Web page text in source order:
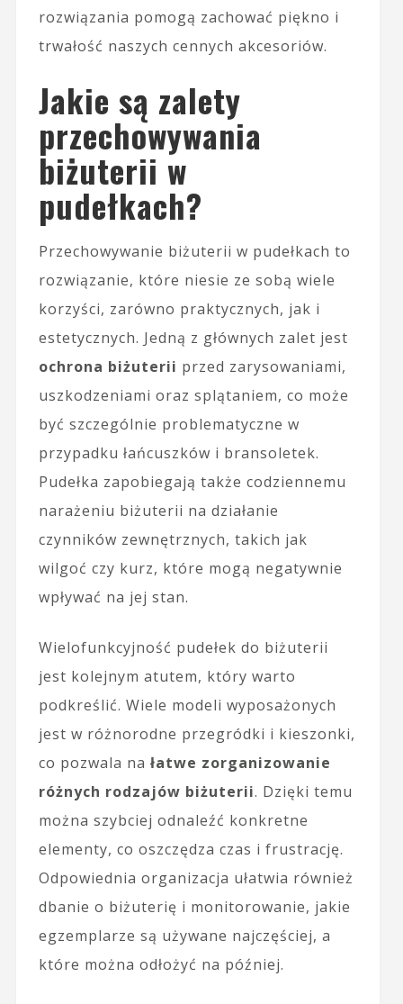
rozwiązania pomogą zachować piękno i
trwałość naszych cennych akcesoriów.
Jakie są zalety
przechowywania
biżuterii w
pudełkach?
Przechowywanie biżuterii w pudełkach to
rozwiązanie, które niesie ze sobą wiele
korzyści, zarówno praktycznych, jak i
estetycznych. Jedną z głównych zalet jest
ochrona biżuterii przed zarysowaniami,
uszkodzeniami oraz splątaniem, co może
być szczególnie problematyczne w
przypadku łańcuszków i bransoletek.
Pudełka zapobiegają także codziennemu
narażeniu biżuterii na działanie
czynników zewnętrznych, takich jak
wilgoć czy kurz, które mogą negatywnie
wpływać na jej stan.
Wielofunkcyjność pudełek do biżuterii
jest kolejnym atutem, który warto
podkreślić. Wiele modeli wyposażonych
jest w różnorodne przegródki i kieszonki,
co pozwala na łatwe zorganizowanie
różnych rodzajów biżuterii. Dzięki temu
można szybciej odnaleźć konkretne
elementy, co oszczędza czas i frustrację.
Odpowiednia organizacja ułatwia również
dbanie o biżuterię i monitorowanie, jakie
egzemplarze są używane najczęściej, a
które można odłożyć na później.